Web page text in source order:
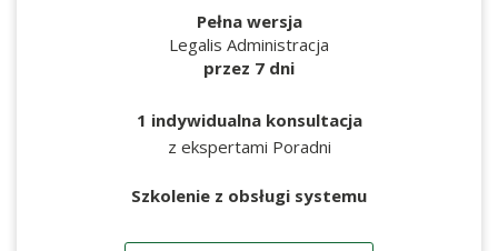
Pełna wersja
Legalis Administracja
przez 7 dni
1 indywidualna konsultacja
z ekspertami Poradni
Szkolenie z obsługi systemu